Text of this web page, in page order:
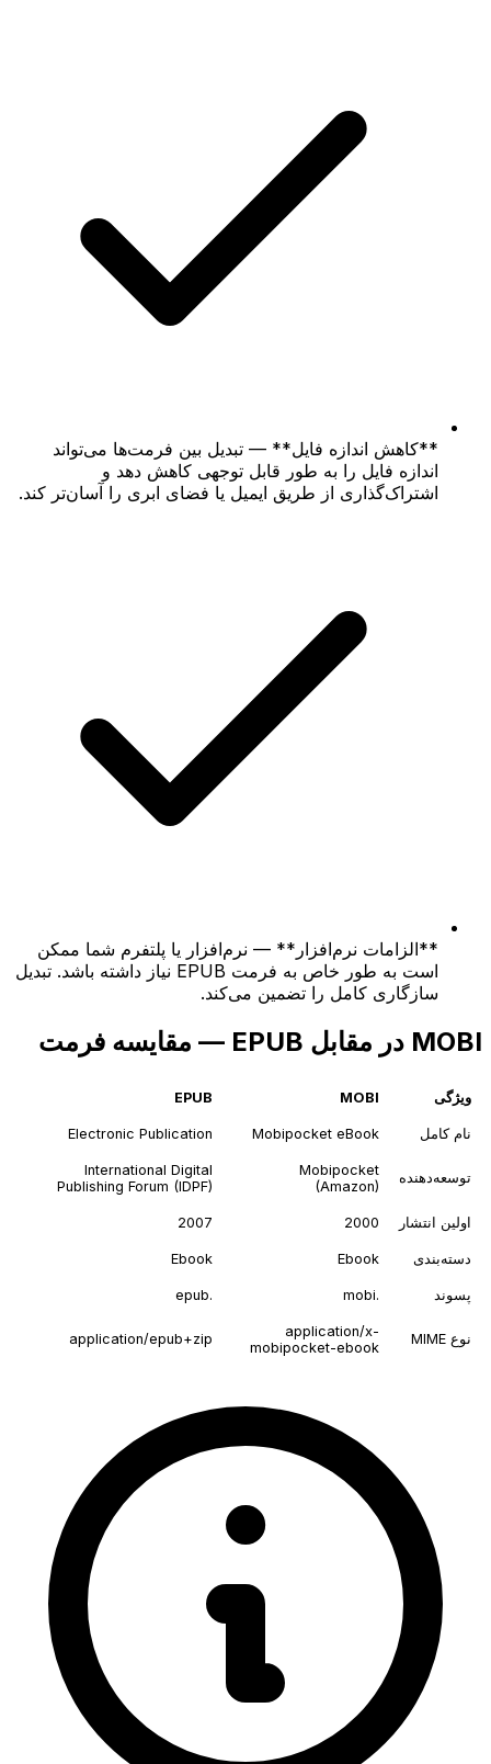
**کاهش اندازه فایل** — تبدیل بین فرمت‌ها می‌تواند
اندازه فایل را به طور قابل توجهی کاهش دهد و
اشتراک‌گذاری از طریق ایمیل یا فضای ابری را آسان‌تر کند.
**الزامات نرم‌افزار** — نرم‌افزار یا پلتفرم شما ممکن
است به طور خاص به فرمت EPUB نیاز داشته باشد. تبدیل
سازگاری کامل را تضمین می‌کند.
MOBI در مقابل EPUB — مقایسه فرمت
ویژگی MOBI
EPUB
نام کامل Mobipocket eBook
Electronic Publication
توسعه‌دهنده
Mobipocket
(Amazon)
International Digital
Publishing Forum (IDPF)
اولین انتشار 2000
2007
دسته‌بندی Ebook
Ebook
پسوند .mobi
.epub
نوع MIME
application/x-
mobipocket-ebook
application/epub+zip